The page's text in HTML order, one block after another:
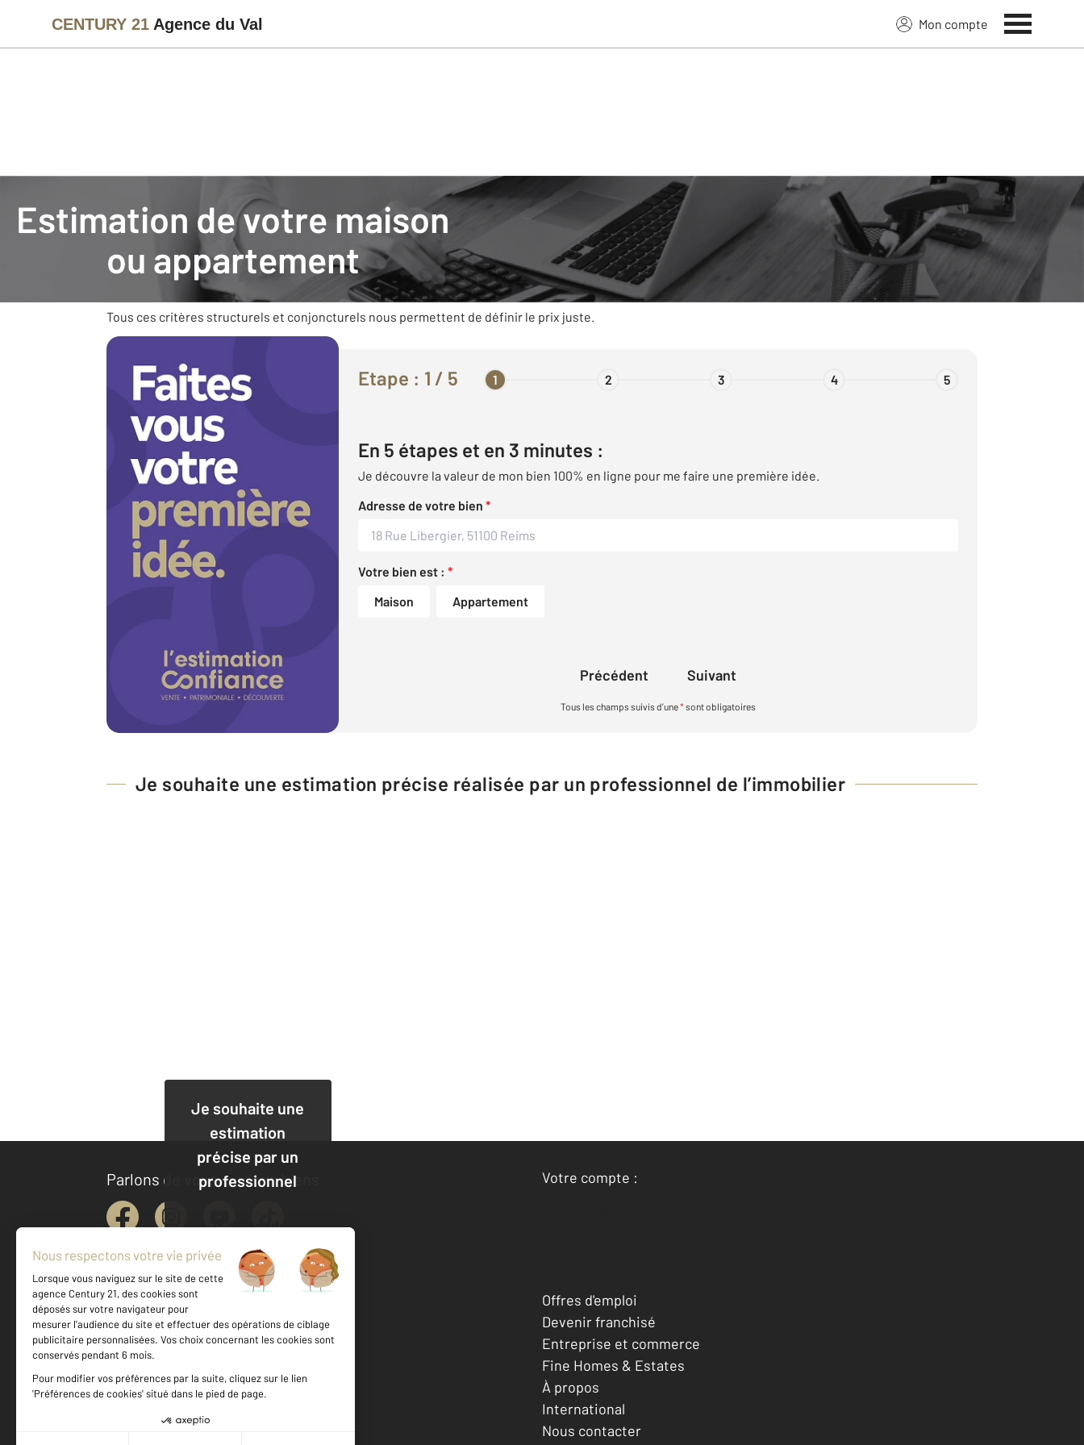
CENTURY 21 Agence du Val Mon compte
Estimation de votre maison
ou appartement
Faire estimer son bien immobilier avec CENTURY 21, c’est s’appuyer sur 39 ans de savoir-faire :
Vendre un bien nécessite des connaissances et des compétences qui prennent en compte la règlementation, la fiscalité, l’emplacement, sa localisation,
son environnement (commerces, transports), ses caractéristiques (état, superficie, exposition…) et la demande.
Tous ces critères structurels et conjoncturels nous permettent de définir le prix juste.
Etape : 1 / 5 1 2 3 4 5
En 5 étapes et en 3 minutes :
Je découvre la valeur de mon bien 100% en ligne pour me faire une première idée.
Adresse de votre bien*
Votre bien est :*
Maison
Appartement
Précédent Suivant
Tous les champs suivis d’une*sont obligatoires
Je souhaite une estimation précise réalisée par un professionnel de l’immobilier
Je souhaite une
estimation
précise par un
professionnel
Je demande
une
estimation
Parlons de vous, parlons biens
Votre compte :
Accéder à mon compte
Votre agence est notée
Achat
Offres d'emploi
Devenir franchisé
Entreprise et commerce
Fine Homes & Estates
À propos
International
Nous contacter